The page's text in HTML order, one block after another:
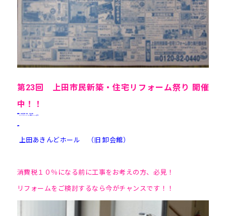
第23回 上田市民新築・住宅リフォーム祭り 開催
中！！
日時2016年9月3日（土）・4日（日）
AM10：00～PM5：00(4日はPM4:00まで)
会場
上田あきんどホール （旧 卸会館）
消費税１０％になる前に工事をお考えの方、必見！
リフォームをご検討するなら今がチャンスです！！